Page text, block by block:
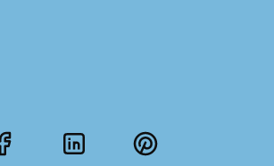
FacebookLinkedInPinterest